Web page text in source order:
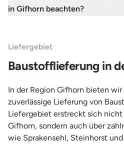
in Gifhorn beachten?
Liefergebiet
Baustofflieferung in
In der Region Gifhorn bieten
zuverlässige Lieferung von
Liefergebiet erstreckt sich
Gifhorn, sondern auch über
wie Sprakensehl, Steinhorst